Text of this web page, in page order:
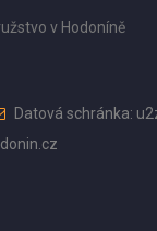
v Hodoníně
Datová schránka: